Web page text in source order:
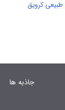
جاذبه ها